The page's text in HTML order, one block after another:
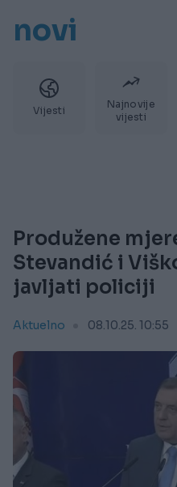
novi
Vijesti
Najnovije
vijesti
Produžene
Stevandić i
javljati policiji
Aktuelno 08.10.25. 10:55